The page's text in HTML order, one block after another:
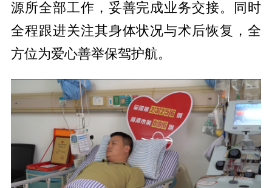
源所全部工作，妥善完成业务交接。同时
全程跟进关注其身体状况与术后恢复，全
方位为爱心善举保驾护航。